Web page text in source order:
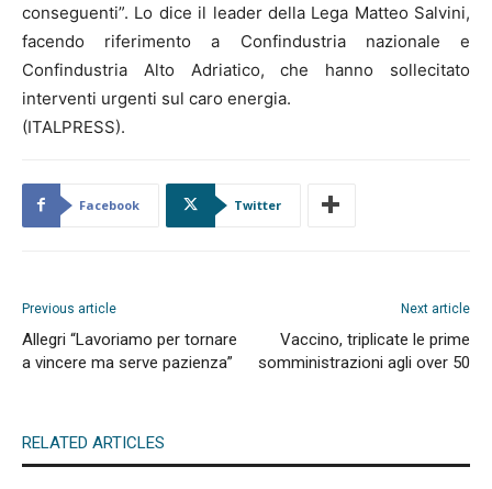
conseguenti”. Lo dice il leader della Lega Matteo Salvini,
facendo riferimento a Confindustria nazionale e
Confindustria Alto Adriatico, che hanno sollecitato
interventi urgenti sul caro energia.
(ITALPRESS).
Facebook Twitter
Previous article
Allegri “Lavoriamo per tornare
a vincere ma serve pazienza”
Next article
Vaccino, triplicate le prime
somministrazioni agli over 50
RELATED ARTICLES